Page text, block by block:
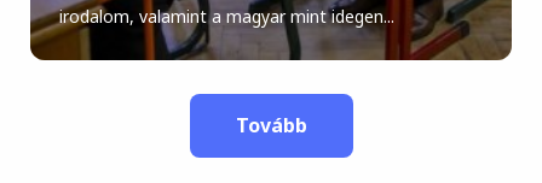
irodalom, valamint a magyar mint idegen...
Tovább